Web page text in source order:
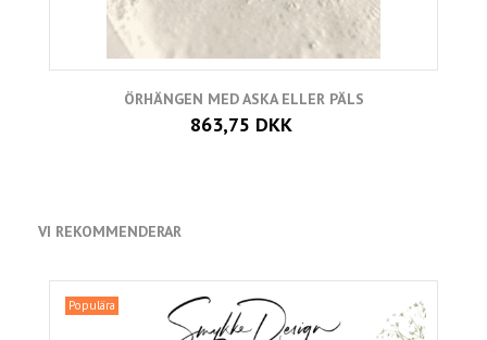
ÖRHÄNGEN MED ASKA ELLER PÄLS
863,75 DKK
VI REKOMMENDERAR
Populära